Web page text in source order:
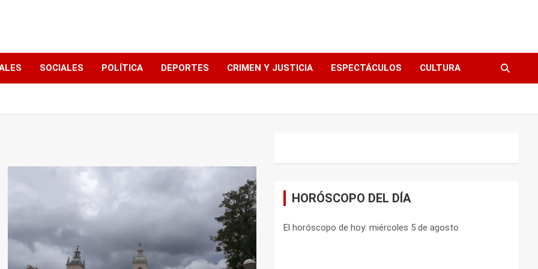
SOCIALES POLÍTICA DEPORTES CRIMEN Y JUSTICIA ESPECTÁCULOS CULTURA
HORÓSCOPO DEL DÍA
El horóscopo de hoy: miércoles 5 de agosto